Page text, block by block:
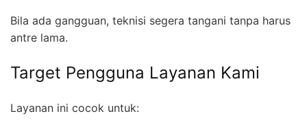
Bila ada gangguan, teknisi segera tangani tanpa harus
antre lama.
Target Pengguna Layanan Kami
Layanan ini cocok untuk: